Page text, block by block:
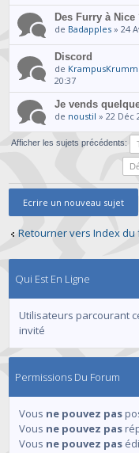
Des Furry à Nice
de Badapples » 24
Discord
de KrampusKrumm
20:37
Je vends
de noustil » 22 Déc
Afficher les sujets précédents:
Ecrire un nouveau sujet
Retourner vers Index du
Qui Est En Ligne
Utilisateurs parcourant
invité
Permissions Du Forum
Vous ne pouvez pas
Vous ne pouvez pas
Vous ne pouvez pas